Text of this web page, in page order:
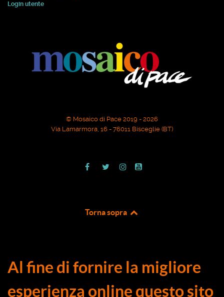
Login utente
© Mosaico di Pace 2019 - 2026
Via Lamarmora, 16 - 76011 Bisceglie (BT)
Torna sopra
Al fine di fornire la migliore
esperienza online questo sito